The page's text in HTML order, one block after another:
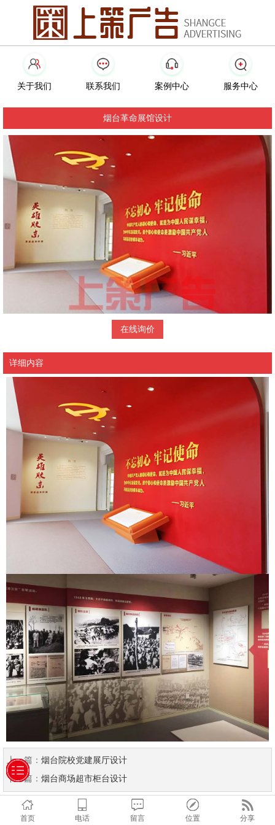
关于我们 联系我们 案例中心 服务中心
烟台革命展馆设计
在线询价
详细内容
上一篇： 烟台院校党建展厅设计
下一篇： 烟台商场超市柜台设计
首页 电话 留言 位置 分享